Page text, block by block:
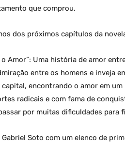
que comprou.
dos próximos capítulos da
Amor”: Uma história de amor
entre os homens e inveja
encontrando o amor em
radicais e com fama de
por muitas dificuldades para
Soto com um elenco de